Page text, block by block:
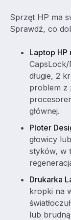
Sprzęt HP ma
Sprawdź, co
Laptop HP
długie, 2
problem z
głównej.
Ploter
głowicy
styków, w
Drukarka
kropki na
lub